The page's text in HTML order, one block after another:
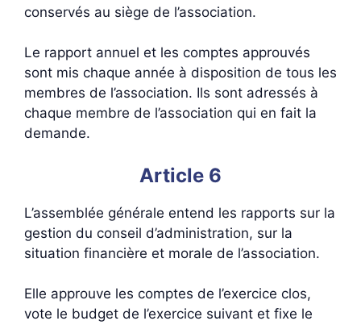
conservés au siège de l’association.
Le rapport annuel et les comptes approuvés
sont mis chaque année à disposition de tous les
membres de l’association. Ils sont adressés à
chaque membre de l’association qui en fait la
demande.
Article 6
L’assemblée générale entend les rapports sur la
gestion du conseil d’administration, sur la
situation financière et morale de l’association.
Elle approuve les comptes de l’exercice clos,
vote le budget de l’exercice suivant et fixe le